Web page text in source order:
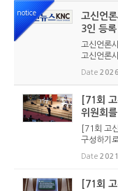
notice
고신언
3인 등록
고신언론
고신언론
오름교회
가 등록
Date
[71회
위원회
[71회 고
구성하기
위원회를
후에 올
Date
[71회